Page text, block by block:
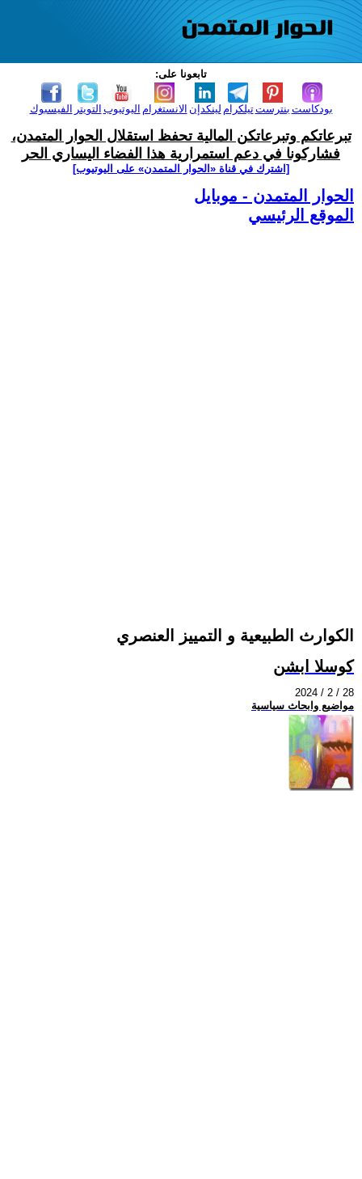
تابعونا على:
الفيسبوك التويتر اليوتيوب الانستغرام لينكدإن تيلكرامبنترست بودكاست
تبرعاتكم وتبرعاتكن المالية تحفظ استقلال الحوار المتمدن،
فشاركونا في دعم استمرارية هذا الفضاء اليساري الحر
[اشترك في قناة ‫«الحوار المتمدن» على اليوتيوب]
الحوار المتمدن - موبايل
الموقع الرئيسي
الكوارث الطبيعية و التمييز العنصري
كوسلا ابشن
2024 / 2 / 28
مواضيع وابحاث سياسية